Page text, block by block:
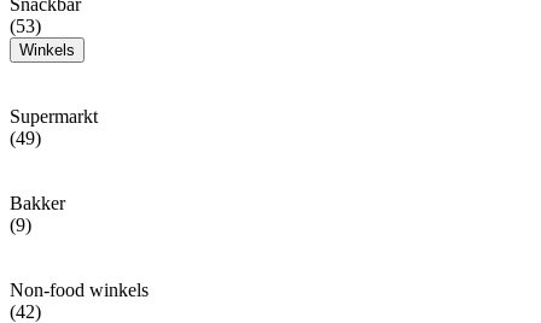
(53)
Winkels
Supermarkt
(49)
Bakker
(9)
Non-food winkels
(42)